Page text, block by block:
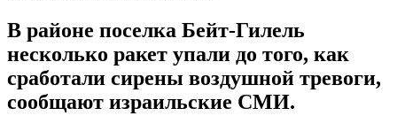
В районе поселка Бейт-Гилель
несколько ракет упали до того, как
сработали сирены воздушной тревоги,
сообщают израильские СМИ.